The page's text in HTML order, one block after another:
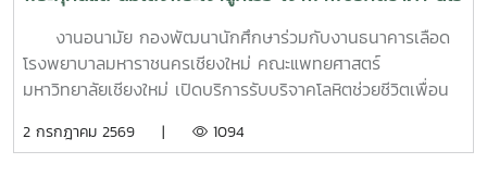
มุ่งเน้นการจัดการสถานการณ์วิกฤตในมหาวิทยาลัย เช่น ภาวะ
เสี่ยงต่อการฆ่าตัวตาย การทำร้ายตนเอง ความรุนแรง และการก
ลั่นแกล้งทางไซเบอร์ (Cyberbullying) รวมถึงการออกแบบ
กิจกรรมเชิงป้องกันเพื่อสร้างความยืดหยุ่นทางใจ (Resilience)
ท้ายของการอบรมยังให้ความสำคัญกับการดูแลสุขภาพจิตของ
นทิราเทพยวดี กรมหลวงราช สาริณีสิริพัชร มหาวัชรราช
ธิดางานอนามัย กองพัฒนานักศึกษาร่วมกับงานธนาคารเลือด
โรงพยาบาลมหาราชนครเชียงใหม่ คณะแพทยศาสตร์
มหาวิทยาลัยเชียงใหม่ เปิดบริการรับบริจาคโลหิตช่วยชีวิตเพื่อน
รกิติยาภา นเรนทิราเทพยวดี กรมหลวงราช สาริณีสิริพัชร มหา
2 กรกฎาคม 2569 | 1094